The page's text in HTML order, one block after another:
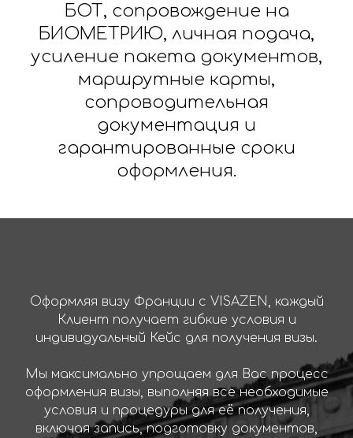
БОТ, сопровождение на
БИОМЕТРИЮ, личная подача,
усиление пакета документов,
маршрутные карты,
сопроводительная
документация и
гарантированные сроки
оформления.
Оформляя визу Франции с VISAZEN, каждый
Клиент получает гибкие условия и
индивидуальный Кейс для получения визы.
Мы максимально упрощаем для Вас процесс
оформления визы, выполняя все необходимые
условия и процедуры для её получения,
включая запись, подготовку документов,